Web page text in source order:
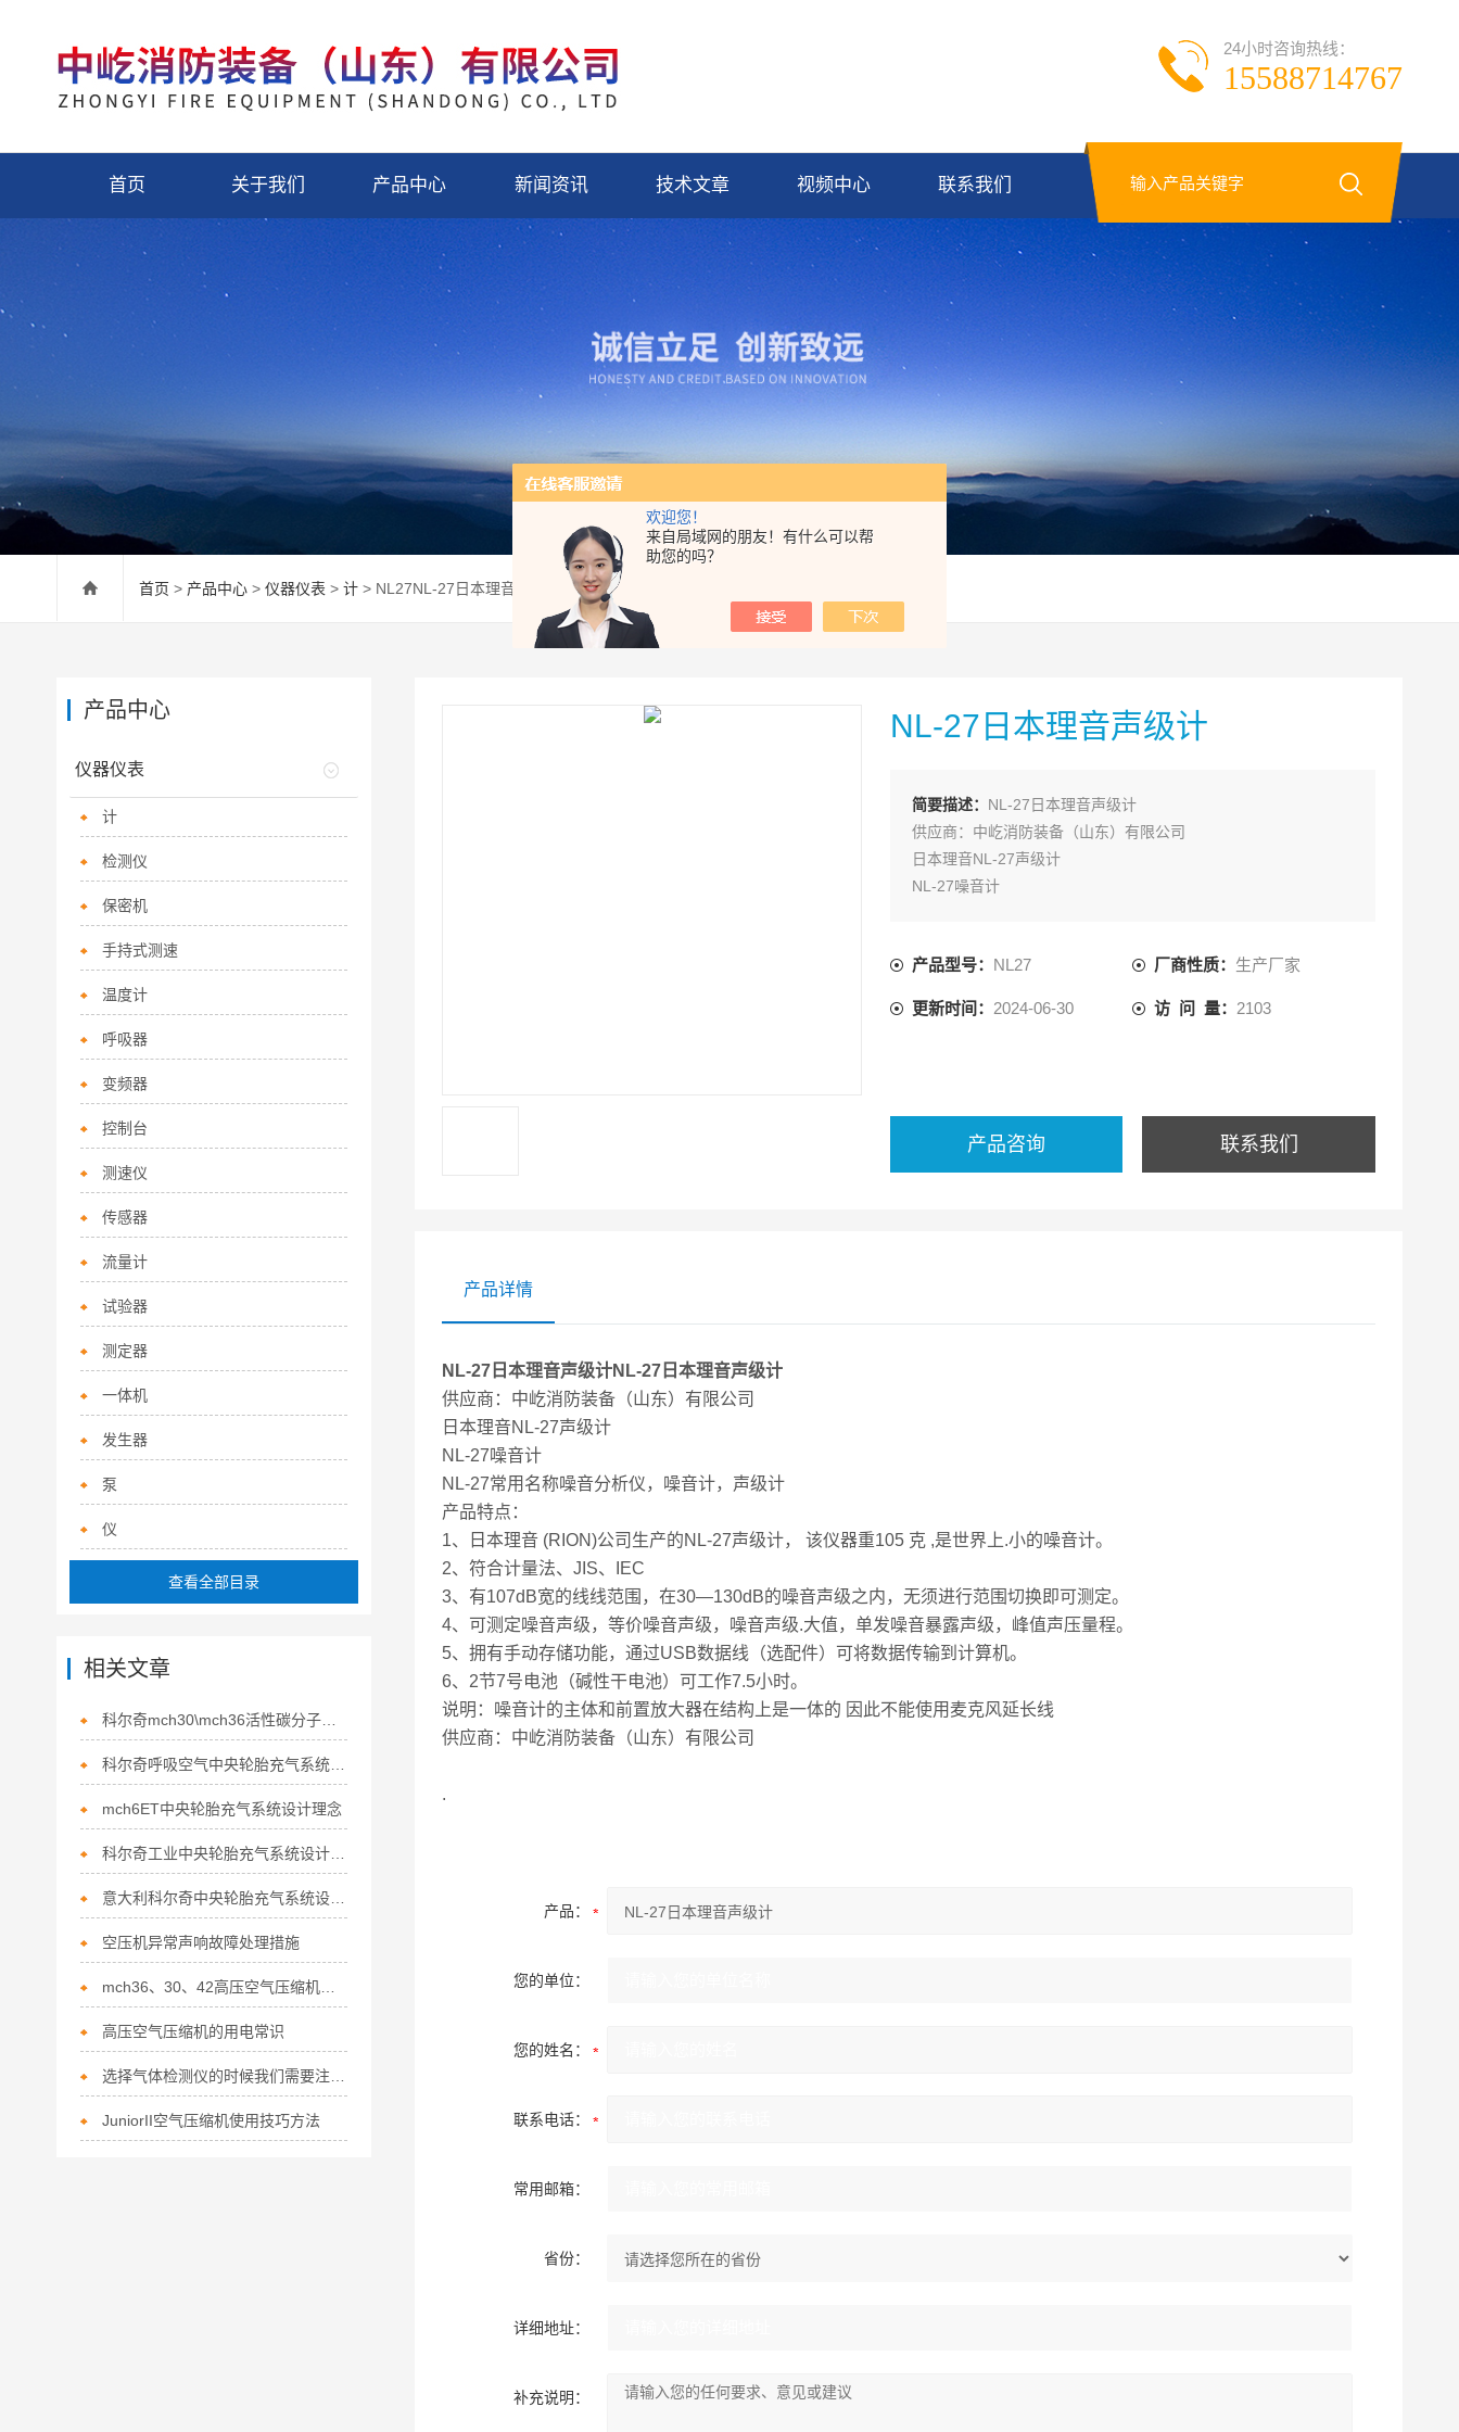
欢迎您！
来自局域网的朋友！有什么可以帮
助您的吗？
24小时咨询热线：
15588714767
首页 关于我们 产品中心 新闻资讯 技术文章 视频中心 联系我们
首页 > 产品中心 > 仪器仪表 > 计 > NL27NL-27日本理音声级计
NL-27日本理音声级计
简要描述： NL-27日本理音声级计
供应商：中屹消防装备（山东）有限公司
日本理音NL-27声级计
NL-27噪音计
1、日本理音 （RION）公司生产的NL-27声级计， 该仪器重105
2、符合计量法、JIS、IEC
产品型号： NL27 厂商性质： 生产厂家
更新时间： 2024-06-30 访 问 量： 2103
产品咨询 联系我们
产品详情
NL-27日本理音声级计NL-27日本理音声级计
供应商：中屹消防装备（山东）有限公司
日本理音NL-27声级计
NL-27噪音计
NL-27常用名称噪音分析仪，噪音计，声级计
产品特点：
1、日本理音 (RION)公司生产的NL-27声级计， 该仪器重105 克 ,是世界上.小的噪音计。
2、符合计量法、JIS、IEC
3、有107dB宽的线线范围，在30—130dB的噪音声级之内，无须进行范围切换即可测定。
4、可测定噪音声级，等价噪音声级，噪音声级.大值，单发噪音暴露声级，峰值声压量程。
5、拥有手动存储功能，通过USB数据线（选配件）可将数据传输到计算机。
6、2节7号电池（碱性干电池）可工作7.5小时。
说明：噪音计的主体和前置放大器在结构上是一体的 因此不能使用麦克风延长线
供应商：中屹消防装备（山东）有限公司
.
产品：
您的单位：
您的姓名：
联系电话：
常用邮箱：
省份：
详细地址：
补充说明：
产品中心
仪器仪表
计
检测仪
保密机
手持式测速
温度计
呼吸器
变频器
控制台
测速仪
传感器
流量计
试验器
测定器
一体机
发生器
泵
仪
查看全部目录
相关文章
科尔奇mch30\mch36活性碳分子筛更换频率计算表
​科尔奇呼吸空气中央轮胎充气系统设计理念
mch6ET中央轮胎充气系统设计理念
科尔奇工业中央轮胎充气系统设计理念
意大利科尔奇中央轮胎充气系统设计理念
空压机异常声响故障处理措施
mch36、30、42高压空气压缩机漏油故障分析
高压空气压缩机的用电常识
JuniorII空气压缩机使用技巧方法